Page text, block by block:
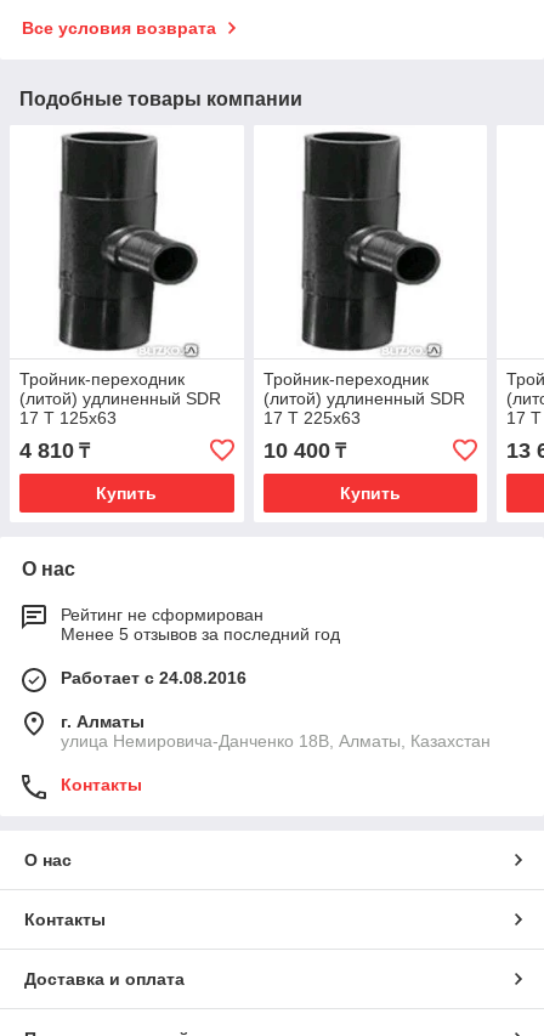
Все условия возврата
Подобные товары компании
Тройник-переходник
(литой) удлиненный SDR
17 Т 125х63
4 810 ₸
Купить
Тройник-переходник
(литой) удлиненный SDR
17 Т 225х63
10 400₸
Купить
17
13
О нас
Рейтинг не сформирован
Менее 5 отзывов за последний год
Работает с 24.08.2016
г. Алматы
улица Немировича-Данченко 18В, Алматы, Казахстан
Контакты
О нас
Контакты
Доставка и оплата